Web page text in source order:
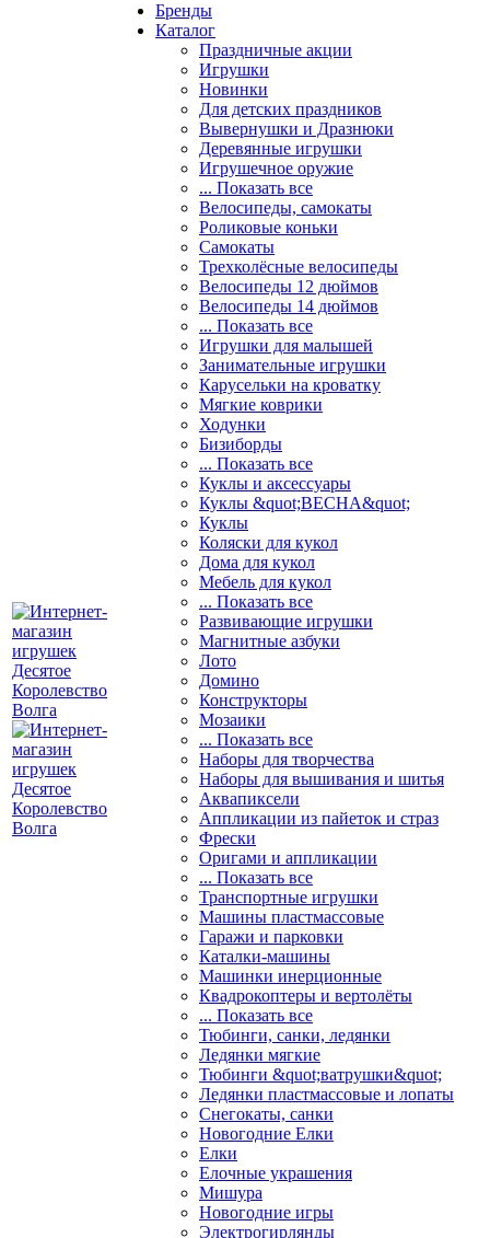
Бренды
Каталог
Праздничные акции
Игрушки
Новинки
Для детских праздников
Вывернушки и Дразнюки
Деревянные игрушки
Игрушечное оружие
... Показать все
Велосипеды, самокаты
Роликовые коньки
Самокаты
Трехколёсные велосипеды
Велосипеды 12 дюймов
Велосипеды 14 дюймов
... Показать все
Игрушки для малышей
Занимательные игрушки
Карусельки на кроватку
Мягкие коврики
Ходунки
Бизиборды
... Показать все
Куклы и аксессуары
Куклы &quot;ВЕСНА&quot;
Куклы
Коляски для кукол
Дома для кукол
Мебель для кукол
... Показать все
Развивающие игрушки
Магнитные азбуки
Лото
Домино
Конструкторы
Мозаики
... Показать все
Наборы для творчества
Наборы для вышивания и шитья
Аквапиксели
Аппликации из пайеток и страз
Фрески
Оригами и аппликации
... Показать все
Транспортные игрушки
Машины пластмассовые
Гаражи и парковки
Каталки-машины
Машинки инерционные
Квадрокоптеры и вертолёты
... Показать все
Тюбинги, санки, ледянки
Ледянки мягкие
Тюбинги &quot;ватрушки&quot;
Ледянки пластмассовые и лопаты
Снегокаты, санки
Новогодние Елки
Елки
Елочные украшения
Мишура
Новогодние игры
Электрогирлянды